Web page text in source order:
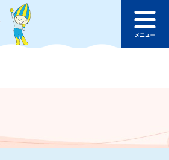
このページの本文へ
ュ